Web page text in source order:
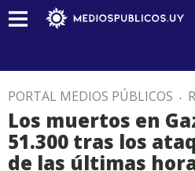
PORTAL MEDIOS PÚBLICOS .
Los muertos en
51.300 tras los
de las últimas